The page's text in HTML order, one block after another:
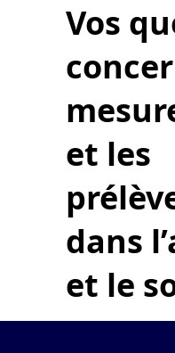
Vos
et les
dans
et le